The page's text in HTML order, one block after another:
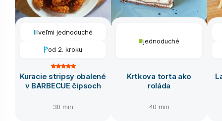
veľmi jednoduché
od 2. kroku
Kuracie stripsy obalené
v BARBECUE čipsoch
30 min
jednoduché
Krtkova torta ako
roláda
40 min